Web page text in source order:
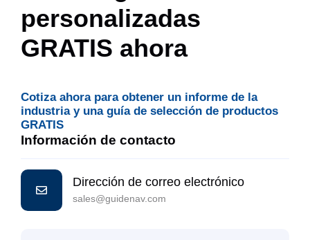
personalizadas
GRATIS ahora
Cotiza ahora para obtener un informe de la
industria y una guía de selección de productos
GRATIS
Información de contacto
Dirección de correo electrónico
sales@guidenav.com